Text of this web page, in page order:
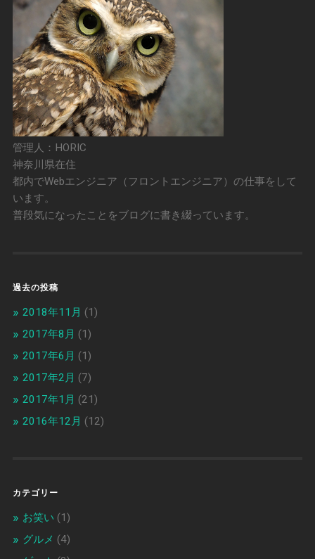
管理人：HORIC
神奈川県在住
都内でWebエンジニア（フロントエンジニア）の仕事をして
います。
普段気になったことをブログに書き綴っています。
過去の投稿
2018年11月 (1)
2017年8月 (1)
2017年6月 (1)
2017年2月 (7)
2017年1月 (21)
2016年12月 (12)
カテゴリー
お笑い (1)
グルメ (4)